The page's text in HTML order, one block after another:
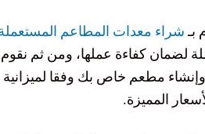
بـشراء معدات المطاعم
لضمان كفاءة عملها، ومن ثم
مطعم خاص بك وفقا لميزانية
المميزة.